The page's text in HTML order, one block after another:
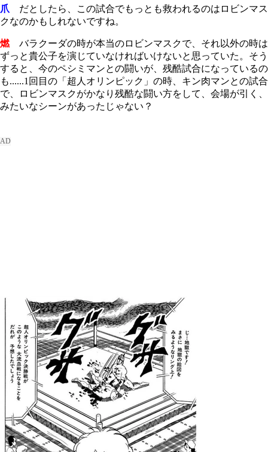
爪 だとしたら、この試合でもっとも救われるのはロビンマス
クなのかもしれないですね。
燃バラクーダの時が本当のロビンマスクで、それ以外の時は
ずっと貴公子を演じていなければいけないと思っていた。そう
すると、今のペシミマンとの闘いが、残酷試合になっているの
も......1 回目の「超人オリンピック」の時、キン肉マンとの試合
で、ロビンマスクがかなり残酷な闘い方をして、会場が引く、
みたいなシーンがあったじゃない？